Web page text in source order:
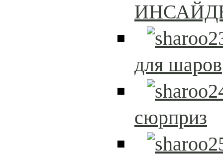
для шаров
сюрприз